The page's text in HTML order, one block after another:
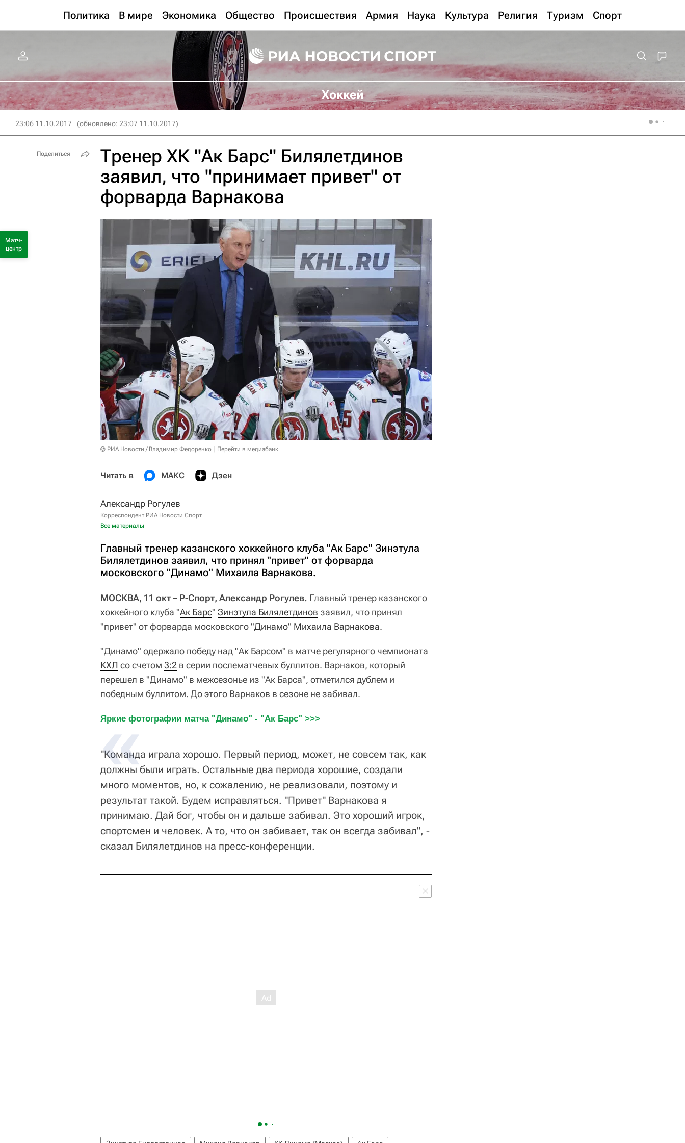
Политика В мире Экономика Общество Происшествия Армия Наука Культура Религия Туризм Спорт
Хоккей
23:06 11.10.2017 (обновлено: 23:07 11.10.2017)
Тренер ХК "Ак Барс" Билялетдинов
заявил, что "принимает привет" от
форварда Варнакова
© РИА Новости / Владимир Федоренко Перейти в медиабанк
Читать в МАКС Дзен
Александр Рогулев
Корреспондент РИА Новости Спорт
Все материалы
Главный тренер казанского хоккейного клуба "Ак Барс" Зинэтула
Билялетдинов заявил, что принял "привет" от форварда
московского "Динамо" Михаила Варнакова.
МОСКВА, 11 окт – Р-Спорт, Александр Рогулев. Главный тренер казанского
хоккейного клуба "Ак Барс" Зинэтула Билялетдинов заявил, что принял
"привет" от форварда московского "Динамо" Михаила Варнакова.
"Динамо" одержало победу над "Ак Барсом" в матче регулярного чемпионата
КХЛ со счетом 3:2 в серии послематчевых буллитов. Варнаков, который
перешел в "Динамо" в межсезонье из "Ак Барса", отметился дублем и
победным буллитом. До этого Варнаков в сезоне не забивал.
Яркие фотографии матча "Динамо" - "Ак Барс" >>>
"Команда играла хорошо. Первый период, может, не совсем так, как
должны были играть. Остальные два периода хорошие, создали
много моментов, но, к сожалению, не реализовали, поэтому и
результат такой. Будем исправляться. "Привет" Варнакова я
принимаю. Дай бог, чтобы он и дальше забивал. Это хороший игрок,
спортсмен и человек. А то, что он забивает, так он всегда забивал", -
сказал Билялетдинов на пресс-конференции.
Поделиться
Матч-
центр